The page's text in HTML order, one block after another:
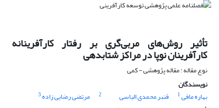
تأثیر روش‌های مربی‌گری بر رفتار کارآفرینانه
کارآفرینان نوپا در مراکز شتاب‎دهی
نوع مقاله : مقاله پژوهشی - کمی
نویسندگان
بهاره مافی1 قنبر محمدی الیاسی 2 مرتضی رضایی زاده3